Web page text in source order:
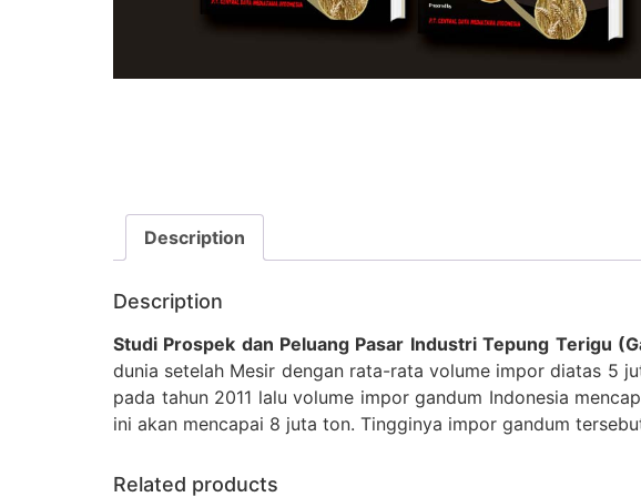
Description
Description
Studi Prospek dan Peluang Pasar Industri Tepung Terigu
dunia setelah Mesir dengan rata-rata volume impor diatas 5
pada tahun 2011 lalu volume impor gandum Indonesia
ini akan mencapai 8 juta ton. Tingginya impor gandum
Related products